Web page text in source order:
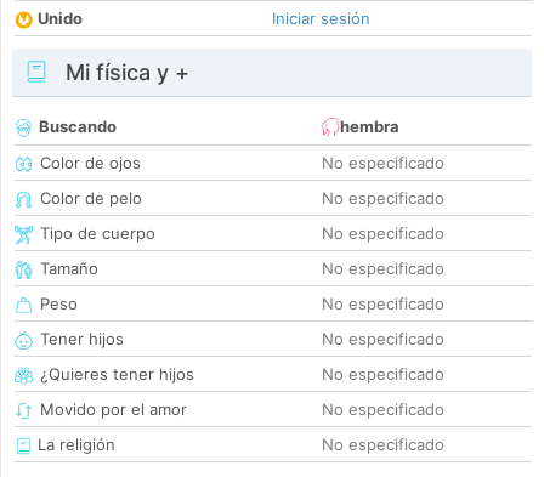
Unido
Iniciar sesión
Mi física y +
Buscando
hembra
Color de ojos
No especificado
Color de pelo
No especificado
Tipo de cuerpo
No especificado
Tamaño
No especificado
Peso
No especificado
Tener hijos
No especificado
¿Quieres tener hijos
No especificado
Movido por el amor
No especificado
La religión
No especificado